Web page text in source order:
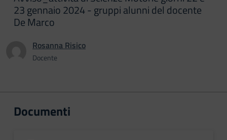
23 gennaio 2024 - gruppi alunni del docente
De Marco
Rosanna Risico
Docente
Documenti